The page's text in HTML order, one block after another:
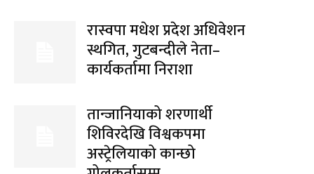
रास्वपा मधेश प्रदेश अधिवेशन
स्थगित, गुटबन्दीले नेता–
कार्यकर्तामा निराशा
तान्जानियाको शरणार्थी
शिविरदेखि विश्वकपमा
अस्ट्रेलियाको कान्छो